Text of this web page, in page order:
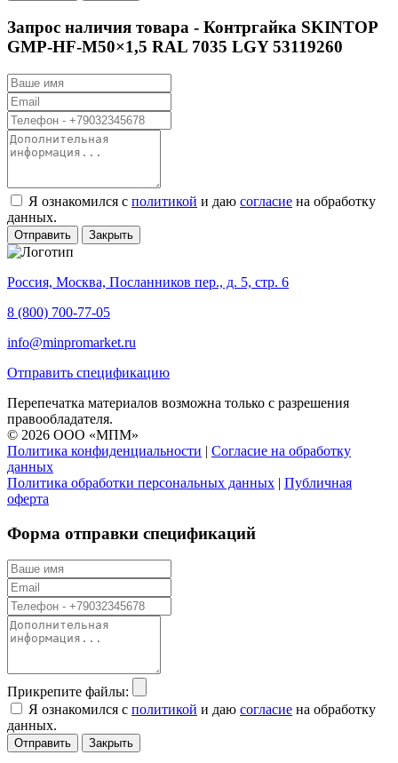
Запрос наличия товара - Контргайка SKINTOP
GMP-HF-M50×1,5 RAL 7035 LGY 53119260
Я ознакомился с политикой и даю согласие на обработку
данных.
Отправить Закрыть
Россия, Москва, Посланников пер., д. 5, стр. 6
8 (800) 700-77-05
info@minpromarket.ru
Отправить спецификацию
Перепечатка материалов возможна только с разрешения
правообладателя.
© 2026 ООО «МПМ»
Политика конфиденциальности | Согласие на обработку
данных
Политика обработки персональных данных | Публичная
оферта
Форма отправки спецификаций
Прикрепите файлы:
Я ознакомился с политикой и даю согласие на обработку
данных.
Отправить Закрыть